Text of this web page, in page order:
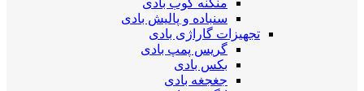
منگنه کوب بادی
سنباده و پالیش بادی
تجهیزات گاراژی بادی
گریس پمپ بادی
بکس بادی
جغجغه بادی